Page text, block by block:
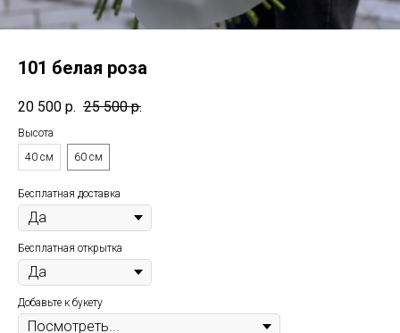
101 белая роза
20 500 р. 25 500 р.
Высота
40 см
60 см
Бесплатная доставка
Бесплатная открытка
Добавьте к букету